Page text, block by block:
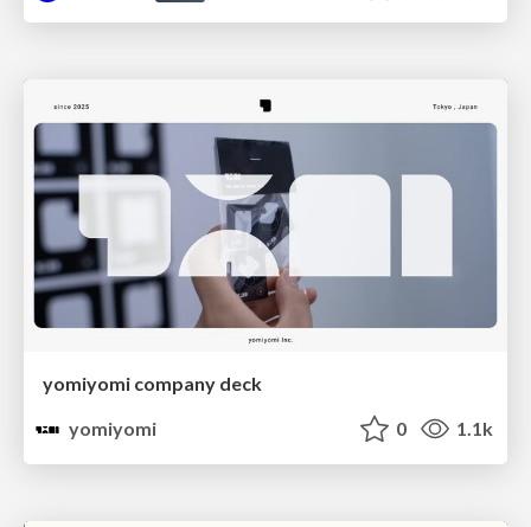
yomiyomi company deck
yomiyomi
0 1.1k